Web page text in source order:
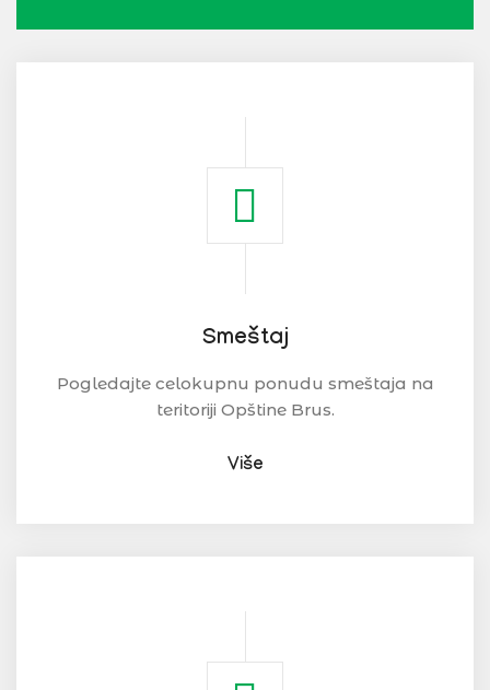
Smeštaj
Pogledajte celokupnu ponudu smeštaja na
teritoriji Opštine Brus.
Više